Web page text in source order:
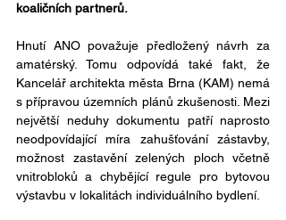
koaličních partnerů.
Hnutí ANO považuje předložený návrh za
amatérský. Tomu odpovídá také fakt, že
Kancelář architekta města Brna (KAM) nemá
s přípravou územních plánů zkušenosti. Mezi
největší neduhy dokumentu patří naprosto
neodpovídající míra zahušťování zástavby,
možnost zastavění zelených ploch včetně
vnitrobloků a chybějící regule pro bytovou
výstavbu v lokalitách individuálního bydlení.